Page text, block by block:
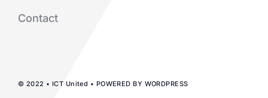
Contact
© 2022 • ICT United • POWERED BY WORDPRESS